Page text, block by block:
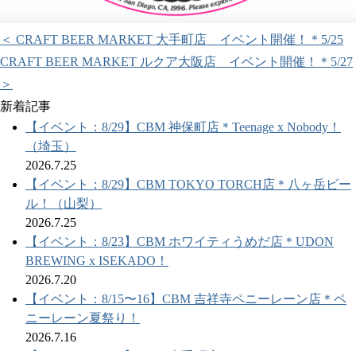
＜ CRAFT BEER MARKET 大手町店 イベント開催！＊5/25
CRAFT BEER MARKET ルクア大阪店 イベント開催！＊5/27
＞
新着記事
【イベント：8/29】CBM 神保町店＊Teenage x Nobody！
（埼玉）
2026.7.25
【イベント：8/29】CBM TOKYO TORCH店＊八ヶ岳ビー
ル！（山梨）
2026.7.25
【イベント：8/23】CBM ホワイティうめだ店＊UDON
BREWING x ISEKADO！
2026.7.20
【イベント：8/15〜16】CBM 吉祥寺ペニーレーン店＊ペ
ニーレーン夏祭り！
2026.7.16